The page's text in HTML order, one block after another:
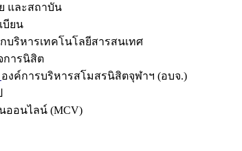
และสถาบัน
บียน
บริหารเทคโนโลยีสารสนเทศ
การนิสิต
องค์การบริหารสโมสรนิสิตจุฬาฯ (อบจ.)
ออนไลน์ (MCV)